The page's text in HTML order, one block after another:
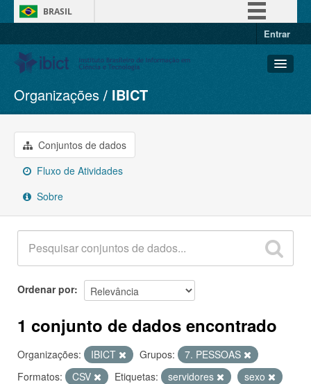
BRASIL
Entrar
Conjuntos de dados
Organizações
Grupos
Sobre
Organizações IBICT
Conjuntos de dados
Fluxo de Atividades
Sobre
Ordenar por
1 conjunto de dados encontrado
Organizações: IBICT Grupos:
7. PESSOAS
Formatos:
CSV Etiquetas: servidores
sexo